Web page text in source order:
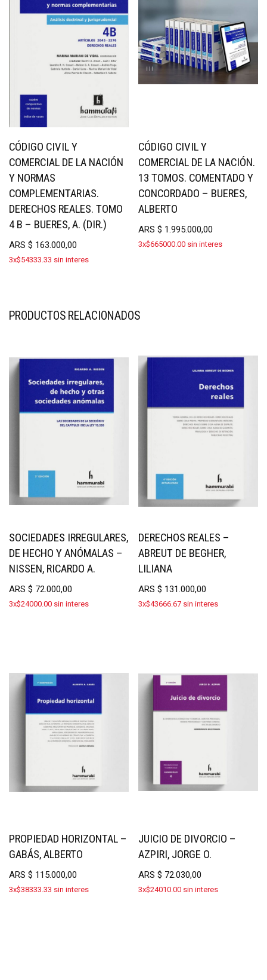
CÓDIGO CIVIL Y
COMERCIAL DE LA NACIÓN
Y NORMAS
COMPLEMENTARIAS.
DERECHOS REALES. TOMO
4 B – BUERES, A. (DIR.)
ARS $ 163.000,00
3x$54333.33 sin interes
CÓDIGO CIVIL Y
COMERCIAL DE LA NACIÓN.
13 TOMOS. COMENTADO Y
CONCORDADO – BUERES,
ALBERTO
ARS$ 1.995.000,00
3x$665000.00 sin interes
PRODUCTOS RELACIONADOS
SOCIEDADES IRREGULARES,
DE HECHO Y ANÓMALAS –
NISSEN, RICARDO A.
ARS $ 72.000,00
3x$24000.00 sin interes
DERECHOS REALES –
ABREUT DE BEGHER,
LILIANA
ARS$ 131.000,00
3x$43666.67 sin interes
PROPIEDAD HORIZONTAL –
GABÁS, ALBERTO
ARS $ 115.000,00
3x$38333.33 sin interes
JUICIO DE DIVORCIO –
AZPIRI, JORGE O.
ARS$ 72.030,00
3x$24010.00 sin interes